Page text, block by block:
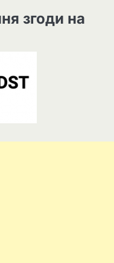
згоди на